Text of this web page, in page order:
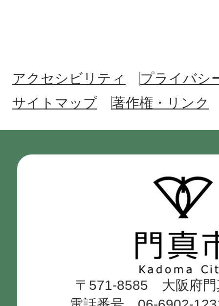
アクセシビリティ
プライバシ
サイトマップ
著作権・リンク
市
Kadoma
City
〒571-8585 大阪府門